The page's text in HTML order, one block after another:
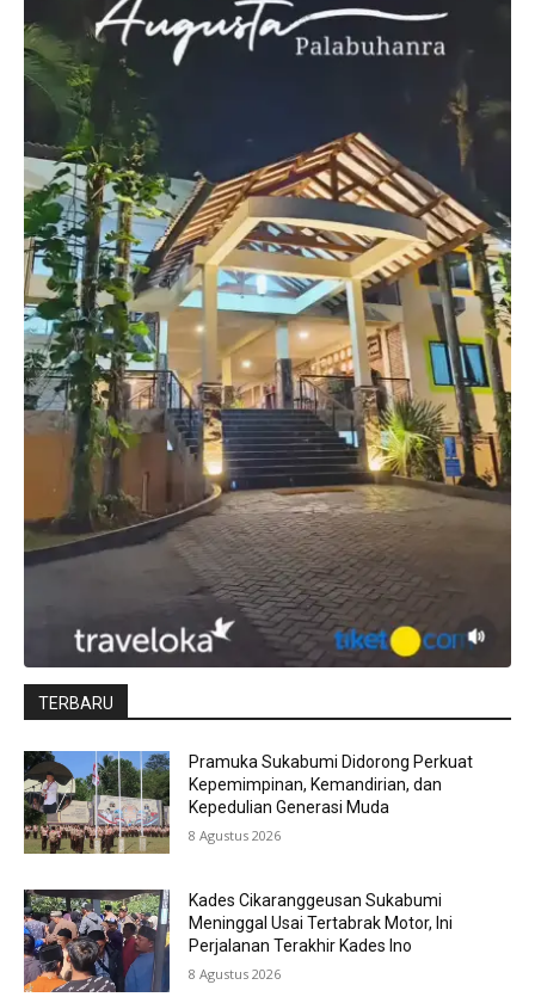
TERBARU
Pramuka Sukabumi Didorong Perkuat
Kepemimpinan, Kemandirian, dan
Kepedulian Generasi Muda
8 Agustus 2026
Kades Cikaranggeusan Sukabumi
Meninggal Usai Tertabrak Motor, Ini
Perjalanan Terakhir Kades Ino
8 Agustus 2026